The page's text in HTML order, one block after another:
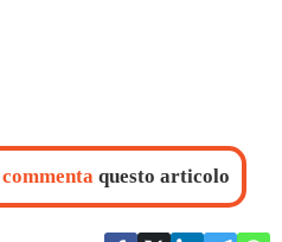
commenta questo articolo